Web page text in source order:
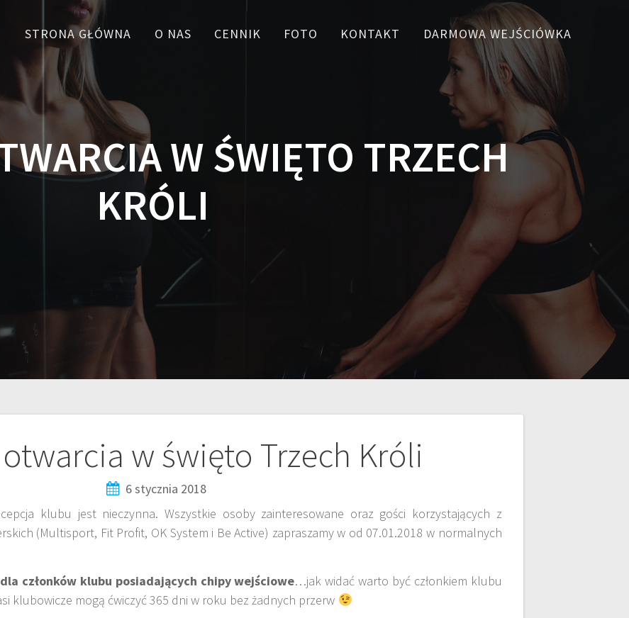
STRONA GŁÓWNA O NAS CENNIK FOTO KONTAKT DARMOWA WEJŚCIÓWKA
W ŚWIĘTO TRZECH
KRÓLI
w święto Trzech Króli
6 stycznia 2018
klubu jest nieczynna. Wszystkie osoby zainteresowane oraz gości korzystających z
(Multisport, Fit Profit, OK System i Be Active) zapraszamy w od 07.01.2018 w normalnych
członków klubu posiadających chipy wejściowe…jak widać warto być członkiem klubu
klubowicze mogą ćwiczyć 365 dni w roku bez żadnych przerw